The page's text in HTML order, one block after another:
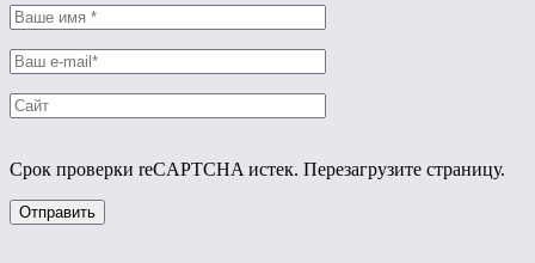
Срок проверки reCAPTCHA истек. Перезагрузите страницу.